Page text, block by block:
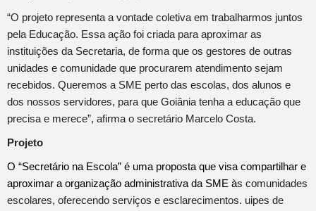
“O projeto representa a vontade coletiva em trabalharmos juntos
pela Educação. Essa ação foi criada para aproximar as
instituições da Secretaria, de forma que os gestores de outras
unidades e comunidade que procurarem atendimento sejam
recebidos. Queremos a SME perto das escolas, dos alunos e
dos nossos servidores, para que Goiânia tenha a educação que
precisa e merece”, afirma o secretário Marcelo Costa.
Projeto
O “Secretário na Escola” é uma proposta que visa compartilhar e
aproximar a organização administrativa da SME às comunidades
escolares, oferecendo serviços e esclarecimentos. uipes de